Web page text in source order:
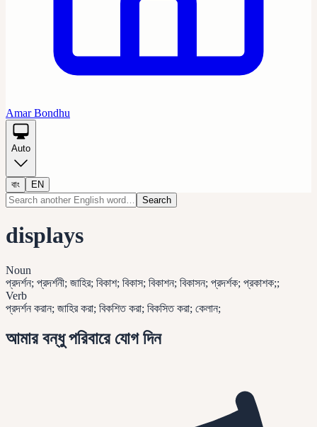
Amar Bondhu
Auto
বাং
EN
Search
displays
Noun
প্রদর্শন; প্রদর্শনী; জাহির; বিকাশ; বিকাস; বিকাশন; বিকাসন; প্রদর্শক; প্রকাশক;;
Verb
প্রদর্শন করান; জাহির করা; বিকশিত করা; বিকসিত করা; কেলান;
আমার বন্ধু পরিবারে যোগ দিন